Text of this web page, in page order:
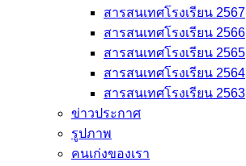
สารสนเทศโรงเรียน 2567
สารสนเทศโรงเรียน 2566
สารสนเทศโรงเรียน 2565
สารสนเทศโรงเรียน 2564
สารสนเทศโรงเรียน 2563
ข่าวประกาศ
รูปภาพ
คนเก่งของเรา